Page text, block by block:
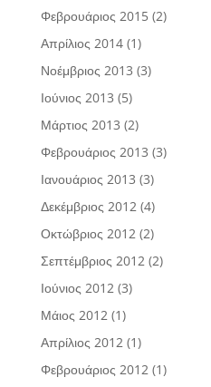
Φεβρουάριος 2015(2)
Απρίλιος 2014(1)
Νοέμβριος 2013 (3)
Ιούνιος 2013 (5)
Μάρτιος 2013 (2)
Φεβρουάριος 2013 (3)
Ιανουάριος 2013 (3)
Δεκέμβριος 2012(4)
Οκτώβριος 2012(2)
Σεπτέμβριος 2012(2)
Ιούνιος 2012(3)
Μάιος 2012(1)
Απρίλιος 2012(1)
Φεβρουάριος 2012(1)